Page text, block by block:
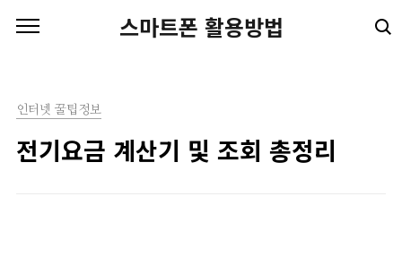
스마트폰 활용방법
인터넷 꿀팁정보
전기요금 계산기 및 조회 총정리